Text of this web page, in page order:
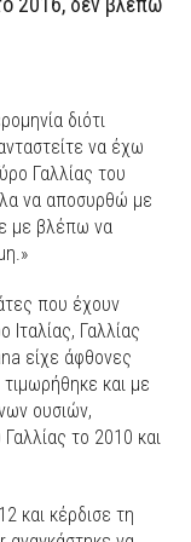
διότι
να έχω
Γαλλίας του
να αποσυρθώ με
με βλέπω να
που έχουν
Ιταλίας, Γαλλίας
είχε άφθονες
και με
ουσιών,
το 2010 και
και κέρδισε τη